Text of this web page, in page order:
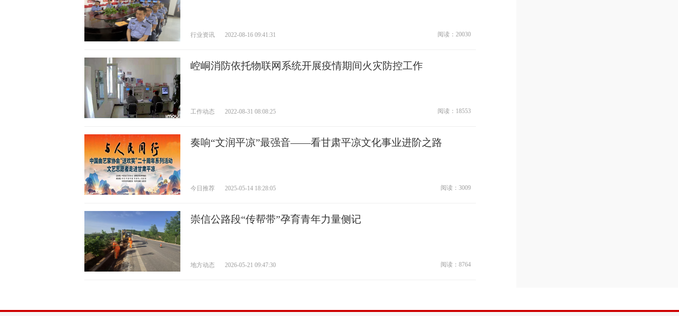
阅读：20030
行业资讯 2022-08-16 09:41:31
崆峒消防依托物联网系统开展疫情期间火灾防控工作
阅读：18553
工作动态 2022-08-31 08:08:25
奏响“文润平凉”最强音——看甘肃平凉文化事业进阶之路
阅读：3009
今日推荐 2025-05-14 18:28:05
崇信公路段“传帮带”孕育青年力量侧记
阅读：8764
地方动态 2026-05-21 09:47:30